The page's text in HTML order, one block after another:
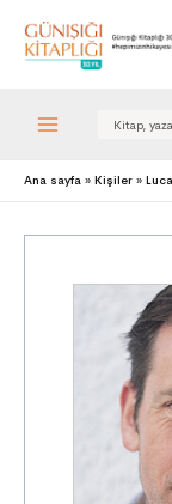
Search
Ana sayfa Kişiler